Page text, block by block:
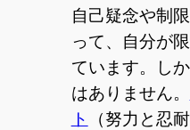
自己疑念や制
って、自分が
ています。し
はありません。
ト
（努力と忍